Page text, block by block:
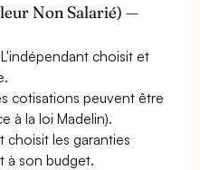
Non Salarié) —
choisit et
cotisations peuvent être
à la loi Madelin).
choisit les garanties
à son budget.